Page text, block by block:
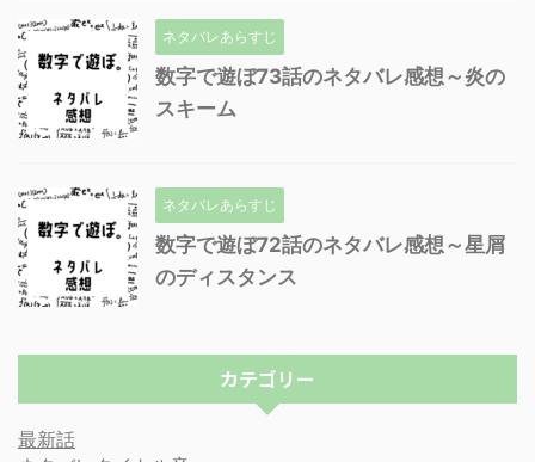
ネタバレあらすじ
数字で遊ぼ73話のネタバレ感想～炎の
スキーム
ネタバレあらすじ
数字で遊ぼ72話のネタバレ感想～星屑
のディスタンス
カテゴリー
最新話